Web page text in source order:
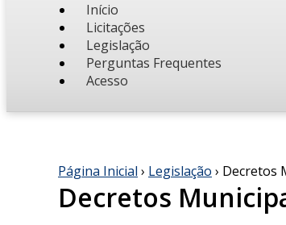
Início
Licitações
Legislação
Perguntas Frequentes
Acesso
Página Inicial › Legislação › Decretos
Decretos